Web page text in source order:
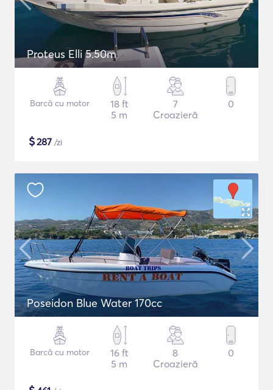
Proteus Elli 5.50m
Barcă cu motor
18 ft
5 m
7
Croazieră
0
$287 /zi
Poseidon Blue Water 170cc
Barcă cu motor
16 ft
5 m
8
Croazieră
0